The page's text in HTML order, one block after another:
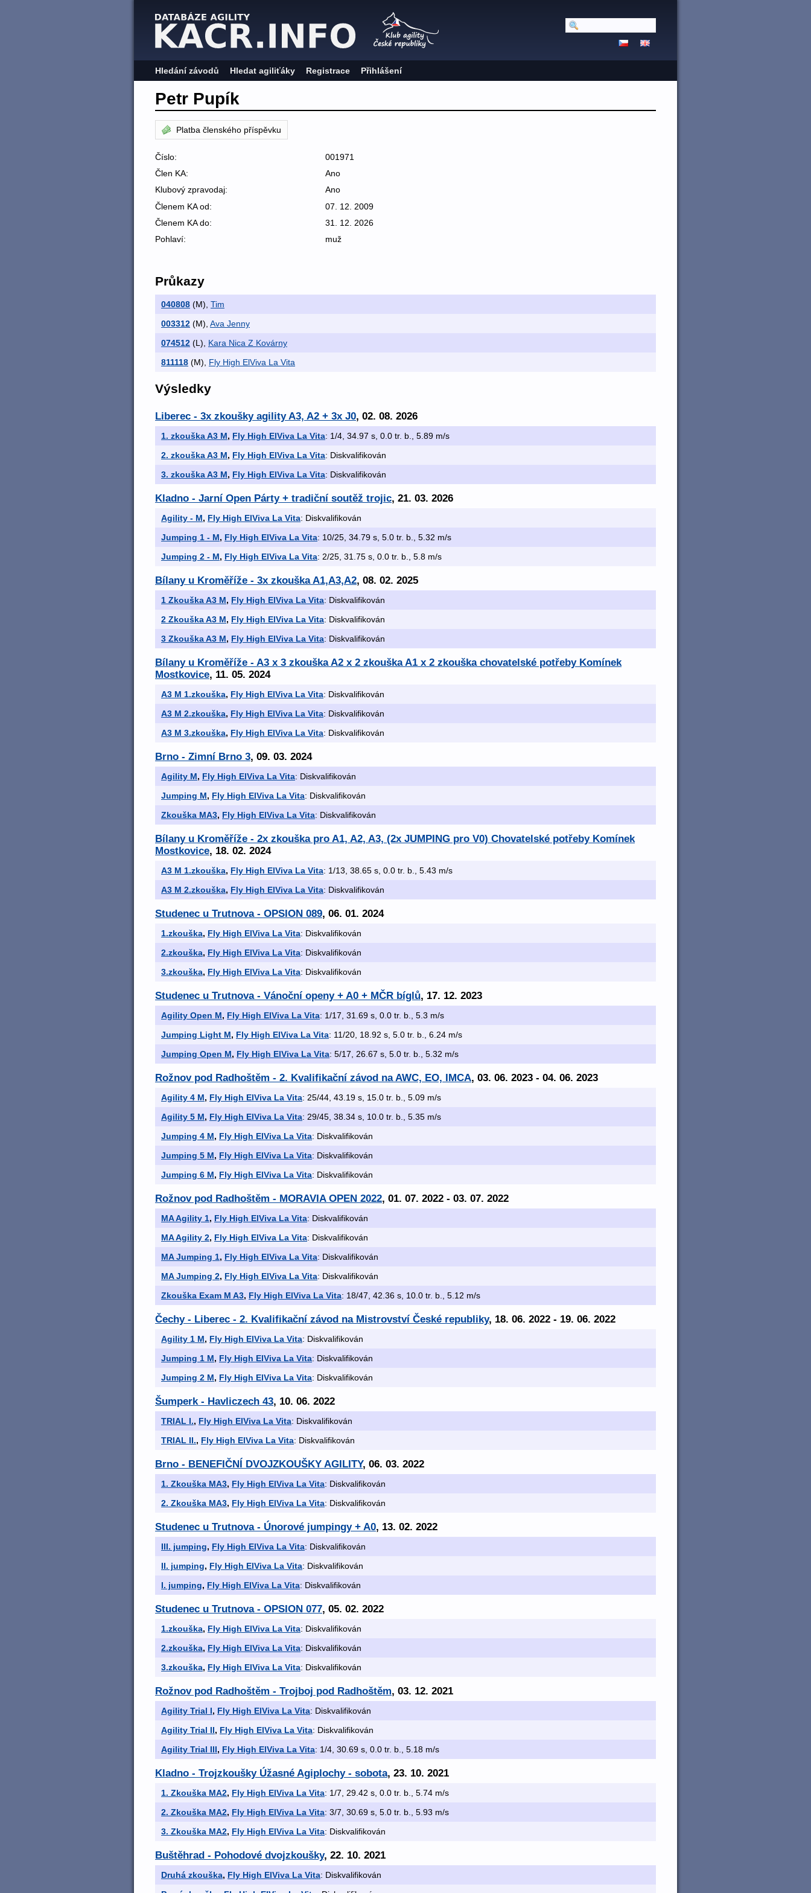
Hledání závodů Hledat agiliťáky Registrace Přihlášení
Petr Pupík
Platba členského příspěvku
Číslo:
001971
Člen KA:
Ano
Klubový zpravodaj:
Ano
Členem KA od:
07. 12. 2009
Členem KA do:
31. 12. 2026
Pohlaví:
muž
Průkazy
040808 (M) Tim
003312 (M) Ava Jenny
074512 (L)
Kara Nica Z Kovárny
811118 (M) Fly High ElViva La Vita
Výsledky
Liberec - 3x zkoušky agility A3, A2 + 3x J0, 02. 08. 2026
1. zkouška A3 M, Fly High ElViva La Vita: 1/4, 34.97 s, 0.0 tr. b., 5.89 m/s
2. zkouška A3 M, Fly High ElViva La Vita: Diskvalifikován
3. zkouška A3 M, Fly High ElViva La Vita: Diskvalifikován
Kladno - Jarní Open Párty + tradiční soutěž trojic, 21. 03. 2026
Agility - M, Fly High ElViva La Vita: Diskvalifikován
Jumping 1 - M, Fly High ElViva La Vita: 10/25, 34.79 s, 5.0 tr. b., 5.32 m/s
Jumping 2 - M, Fly High ElViva La Vita: 2/25, 31.75 s, 0.0 tr. b., 5.8 m/s
Bílany u Kroměříže - 3x zkouška A1,A3,A2, 08. 02. 2025
1 Zkouška A3 M, Fly High ElViva La Vita: Diskvalifikován
2 Zkouška A3 M, Fly High ElViva La Vita: Diskvalifikován
3 Zkouška A3 M, Fly High ElViva La Vita: Diskvalifikován
Bílany u Kroměříže - A3 x 3 zkouška A2 x 2 zkouška A1 x 2 zkouška chovatelské potřeby Komínek
Mostkovice, 11. 05. 2024
A3 M 1.zkouška, Fly High ElViva La Vita: Diskvalifikován
A3 M 2.zkouška, Fly High ElViva La Vita: Diskvalifikován
A3 M 3.zkouška, Fly High ElViva La Vita: Diskvalifikován
Brno - Zimní Brno 3, 09. 03. 2024
Agility M, Fly High ElViva La Vita: Diskvalifikován
Jumping M, Fly High ElViva La Vita: Diskvalifikován
Zkouška MA3, Fly High ElViva La Vita: Diskvalifikován
Bílany u Kroměříže - 2x zkouška pro A1, A2, A3, (2x JUMPING pro V0) Chovatelské potřeby Komínek
Mostkovice, 18. 02. 2024
A3 M 1.zkouška, Fly High ElViva La Vita: 1/13, 38.65 s, 0.0 tr. b., 5.43 m/s
A3 M 2.zkouška, Fly High ElViva La Vita: Diskvalifikován
Studenec u Trutnova - OPSION 089, 06. 01. 2024
1.zkouška, Fly High ElViva La Vita: Diskvalifikován
2.zkouška, Fly High ElViva La Vita: Diskvalifikován
3.zkouška, Fly High ElViva La Vita: Diskvalifikován
Studenec u Trutnova - Vánoční openy + A0 + MČR bíglů, 17. 12. 2023
Agility Open M, Fly High ElViva La Vita: 1/17, 31.69 s, 0.0 tr. b., 5.3 m/s
Jumping Light M, Fly High ElViva La Vita: 11/20, 18.92 s, 5.0 tr. b., 6.24 m/s
Jumping Open M, Fly High ElViva La Vita: 5/17, 26.67 s, 5.0 tr. b., 5.32 m/s
Rožnov pod Radhoštěm - 2. Kvalifikační závod na AWC, EO, IMCA, 03. 06. 2023 - 04. 06. 2023
Agility 4 M, Fly High ElViva La Vita: 25/44, 43.19 s, 15.0 tr. b., 5.09 m/s
Agility 5 M, Fly High ElViva La Vita: 29/45, 38.34 s, 10.0 tr. b., 5.35 m/s
Jumping 4 M, Fly High ElViva La Vita: Diskvalifikován
Jumping 5 M, Fly High ElViva La Vita: Diskvalifikován
Jumping 6 M, Fly High ElViva La Vita: Diskvalifikován
Rožnov pod Radhoštěm - MORAVIA OPEN 2022, 01. 07. 2022 - 03. 07. 2022
MA Agility 1, Fly High ElViva La Vita: Diskvalifikován
MA Agility 2, Fly High ElViva La Vita: Diskvalifikován
MA Jumping 1, Fly High ElViva La Vita: Diskvalifikován
MA Jumping 2, Fly High ElViva La Vita: Diskvalifikován
Zkouška Exam M A3, Fly High ElViva La Vita: 18/47, 42.36 s, 10.0 tr. b., 5.12 m/s
Čechy - Liberec - 2. Kvalifikační závod na Mistrovství České republiky, 18. 06. 2022 - 19. 06. 2022
Agility 1 M, Fly High ElViva La Vita: Diskvalifikován
Jumping 1 M, Fly High ElViva La Vita: Diskvalifikován
Jumping 2 M, Fly High ElViva La Vita: Diskvalifikován
Šumperk - Havliczech 43, 10. 06. 2022
TRIAL I., Fly High ElViva La Vita: Diskvalifikován
TRIAL II., Fly High ElViva La Vita: Diskvalifikován
Brno - BENEFIČNÍ DVOJZKOUŠKY AGILITY, 06. 03. 2022
1. Zkouška MA3, Fly High ElViva La Vita: Diskvalifikován
2. Zkouška MA3, Fly High ElViva La Vita: Diskvalifikován
Studenec u Trutnova - Únorové jumpingy + A0, 13. 02. 2022
III. jumping, Fly High ElViva La Vita: Diskvalifikován
II. jumping, Fly High ElViva La Vita: Diskvalifikován
I. jumping, Fly High ElViva La Vita: Diskvalifikován
Studenec u Trutnova - OPSION 077, 05. 02. 2022
1.zkouška, Fly High ElViva La Vita: Diskvalifikován
2.zkouška, Fly High ElViva La Vita: Diskvalifikován
3.zkouška, Fly High ElViva La Vita: Diskvalifikován
Rožnov pod Radhoštěm - Trojboj pod Radhoštěm, 03. 12. 2021
Agility Trial I, Fly High ElViva La Vita: Diskvalifikován
Agility Trial II, Fly High ElViva La Vita: Diskvalifikován
Agility Trial III, Fly High ElViva La Vita: 1/4, 30.69 s, 0.0 tr. b., 5.18 m/s
Kladno - Trojzkoušky Úžasné Agiplochy - sobota, 23. 10. 2021
1. Zkouška MA2, Fly High ElViva La Vita: 1/7, 29.42 s, 0.0 tr. b., 5.74 m/s
2. Zkouška MA2, Fly High ElViva La Vita: 3/7, 30.69 s, 5.0 tr. b., 5.93 m/s
3. Zkouška MA2, Fly High ElViva La Vita: Diskvalifikován
Buštěhrad - Pohodové dvojzkoušky, 22. 10. 2021
Druhá zkouška, Fly High ElViva La Vita: Diskvalifikován